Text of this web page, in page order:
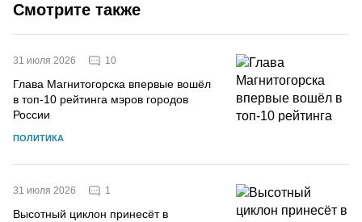
Смотрите также
31 июля 2026 10
Глава Магнитогорска впервые вошёл
в топ-10 рейтинга мэров городов
России
ПОЛИТИКА
31 июля 2026 1
Высотный циклон принесёт в